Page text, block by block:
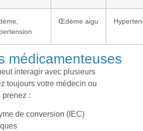
Œdème aigu
médicamenteuses
interagir avec plusieurs
toujours votre médecin ou
prenez :
de conversion (IEC)